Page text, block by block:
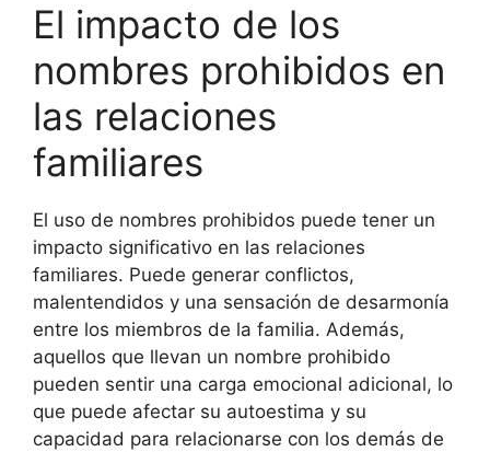
El impacto de los
nombres prohibidos en
las relaciones
familiares
El uso de nombres prohibidos puede tener un
impacto significativo en las relaciones
familiares. Puede generar conflictos,
malentendidos y una sensación de desarmonía
entre los miembros de la familia. Además,
aquellos que llevan un nombre prohibido
pueden sentir una carga emocional adicional, lo
que puede afectar su autoestima y su
capacidad para relacionarse con los demás de